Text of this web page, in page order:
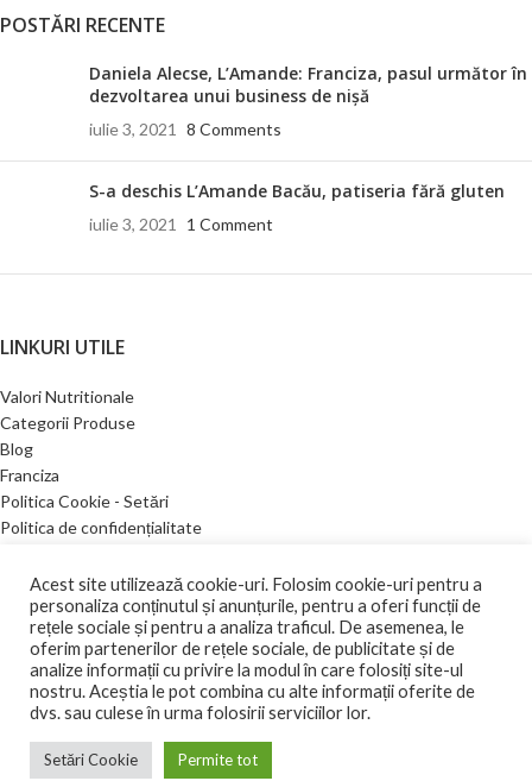
POSTĂRI RECENTE
Daniela Alecse, L’Amande: Franciza, pasul următor în
dezvoltarea unui business de nișă
iulie 3, 2021 8 Comments
S-a deschis L’Amande Bacău, patiseria fără gluten
iulie 3, 2021 1 Comment
LINKURI UTILE
Valori Nutritionale
Categorii Produse
Blog
Franciza
Politica Cookie - Setări
Politica de confidențialitate
DEA GLOBAL TRAINING SRL
CIF: RO15704713
2021 Toate drepturile rezervate.ANPC |SOL
Acest site utilizează cookie-uri. Folosim cookie-uri pentru a
personaliza conținutul și anunțurile, pentru a oferi funcții de
rețele sociale și pentru a analiza traficul. De asemenea, le
oferim partenerilor de rețele sociale, de publicitate și de
analize informații cu privire la modul în care folosiți site-ul
nostru. Aceștia le pot combina cu alte informații oferite de
dvs. sau culese în urma folosirii serviciilor lor.
Setări Cookie Permite tot